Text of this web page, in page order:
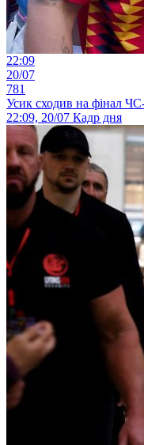
22:09
20/07
781
Усик сходив на фінал
22:09, 20/07 Кадр дня